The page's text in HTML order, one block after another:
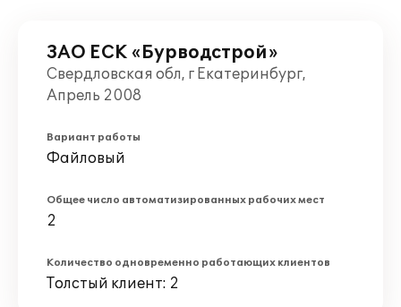
ЗАО ЕСК «Бурводстрой»
Свердловская обл, г Екатеринбург,
Апрель 2008
Вариант работы
Файловый
Общее число автоматизированных рабочих мест
2
Количество одновременно работающих клиентов
Толстый клиент: 2